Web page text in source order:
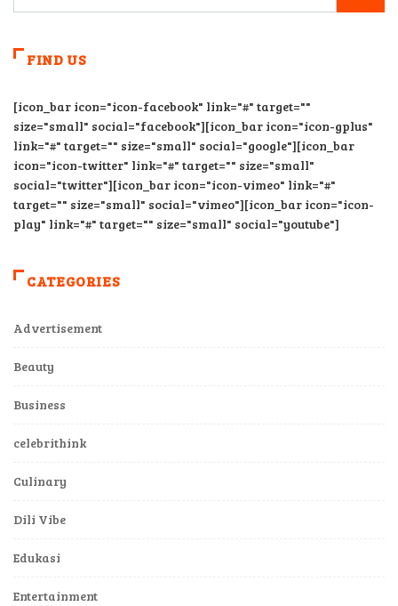
FIND US
[icon_bar icon="icon-facebook" link="#" target=""
size="small" social="facebook"][icon_bar icon="icon-gplus"
link="#" target="" size="small" social="google"][icon_bar
icon="icon-twitter" link="#" target="" size="small"
social="twitter"][icon_bar icon="icon-vimeo" link="#"
target="" size="small" social="vimeo"][icon_bar icon="icon-
play" link="#" target="" size="small" social="youtube"]
CATEGORIES
Advertisement
Beauty
Business
celebrithink
Culinary
Dili Vibe
Edukasi
Entertainment